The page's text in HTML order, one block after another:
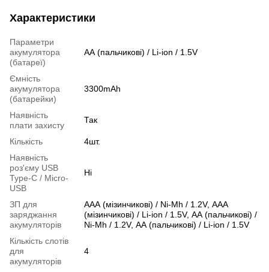
Характеристики
Параметри
акумулятора
(батареї)
АА (пальчикові) / Li-ion / 1.5V
Ємність
акумулятора
(батарейки)
3300mAh
Наявність
плати захисту
Так
Кількість
4шт.
Наявність
роз'єму USB
Type-C / Micro-
USB
Ні
ЗП для
заряджання
акумуляторів
ААА (мізинчикові) / Ni-Mh / 1.2V, ААА
(мізинчикові) / Li-ion / 1.5V, АА (пальчикові) /
Ni-Mh / 1.2V, АА (пальчикові) / Li-ion / 1.5V
Кількість слотів
для
акумуляторів
4